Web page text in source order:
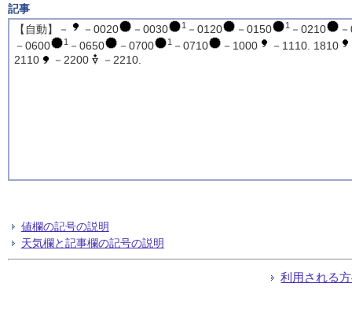
記事
【自動】－
－0020 －0030 1－0120 －0150 1－0210
－0600
1－0650 －0700 1－0710 －1000 －1110. 1810
2110
－2200 －2210.
値欄の記号の説明
天気欄と記事欄の記号の説明
利用される